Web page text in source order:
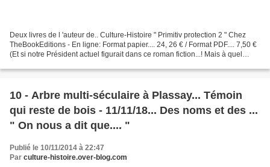
Deux livres de l 'auteur de.. Culture-Histoire " Primitiv protection 2 " Chez
TheBookEditions - En ligne: Format papier.... 24, 26 € / Format PDF.... 7,50 €
(Et si notre Président actuel figurait dans ce roman fiction...! Mais à quel
10 - Arbre multi-séculaire à Plassay... Témoin
qui reste de bois - 11/11/18... Des noms et des ...
" On nous a dit que.... "
Publié le 10/11/2014 à 22:47
Par culture-histoire.over-blog.com